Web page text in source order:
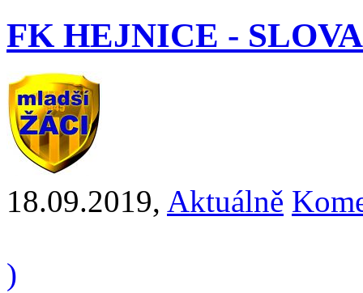
FK HEJNICE -
18.09.2019, Aktuálně
)